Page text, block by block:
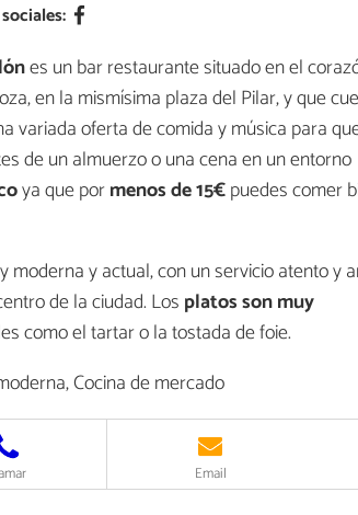
es un bar restaurante situado en el
en la mismísima plaza del Pilar, y que
variada oferta de comida y música para
de un almuerzo o una cena en un entorno
ya que pormenos de 15€puedes comer
y actual, con un servicio atento y
de la ciudad. Los platos son muy
como el tartar o la tostada de foie.
Cocina de mercado
Email